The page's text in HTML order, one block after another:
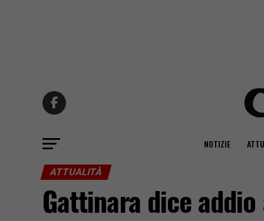
NOTIZIE
ATTUALITÀ
Gattinara dice addio